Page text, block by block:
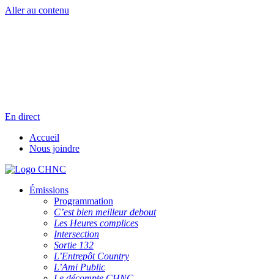
Aller au contenu
En direct
Accueil
Nous joindre
Émissions
Programmation
C’est bien meilleur debout
Les Heures complices
Intersection
Sortie 132
L’Entrepôt Country
L’Ami Public